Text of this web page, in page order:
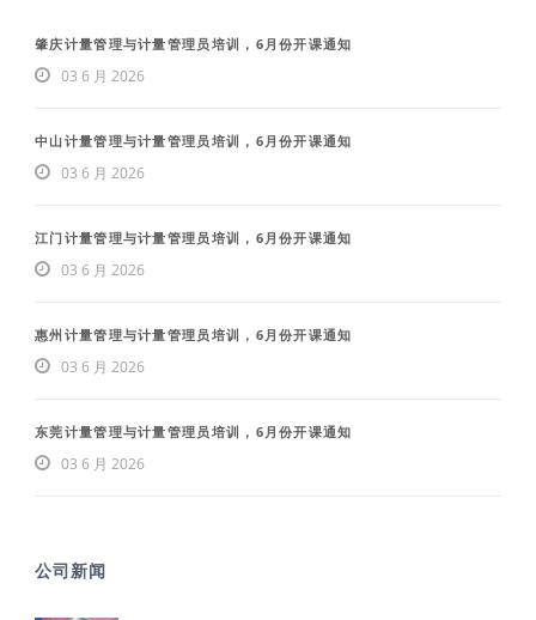
肇庆计量管理与计量管理员培训，6月份开课通知
03 6 月 2026
中山计量管理与计量管理员培训，6月份开课通知
03 6 月 2026
江门计量管理与计量管理员培训，6月份开课通知
03 6 月 2026
惠州计量管理与计量管理员培训，6月份开课通知
03 6 月 2026
东莞计量管理与计量管理员培训，6月份开课通知
03 6 月 2026
公司新闻